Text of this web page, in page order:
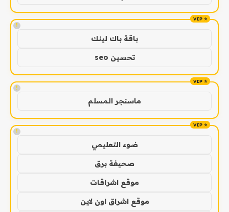
!
باقة باك لينك
تحسين seo
!
ماسنجر المسلم
!
ضوء التعليمي
صحيفة برق
موقع اشراقات
موقع اشراق اون لاين